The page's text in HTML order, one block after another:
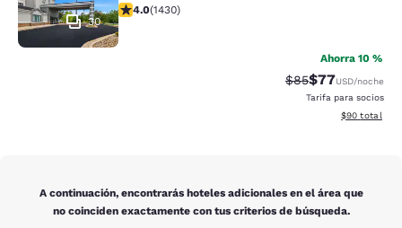
30
calificación de 4.03 estrellas. Muy bueno. 1430
4.0(1430)
Ahorra 10 %
Precio tachado:
$85Precio con
$77USD/noche
Tarifa para socios
Ver detalles
$90 total
A continuación, encontrarás hoteles adicionales en el área que
no coinciden exactamente con tus criterios de búsqueda.